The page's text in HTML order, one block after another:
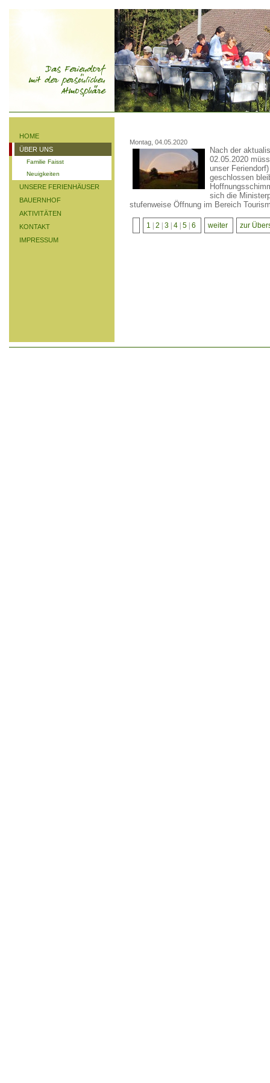
HOME
ÜBER UNS
Familie Faisst
Neuigkeiten
UNSERE FERIENHÄUSER
BAUERNHOF
AKTIVITÄTEN
KONTAKT
IMPRESSUM
Montag, 04.05.2020
Nach der
02.05.2020
unser
geschlossen
sich die
stufenweise Öffnung im Bereich
1 2 3 4 5 6 weiter zur